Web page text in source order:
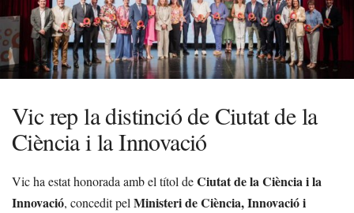
Vic rep la distinció de Ciutat de la
Ciència i la Innovació
Vic ha estat honorada amb el títol deCiutat de la Ciència i la
Innovació, concedit pel Ministeri de Ciència, Innovació i